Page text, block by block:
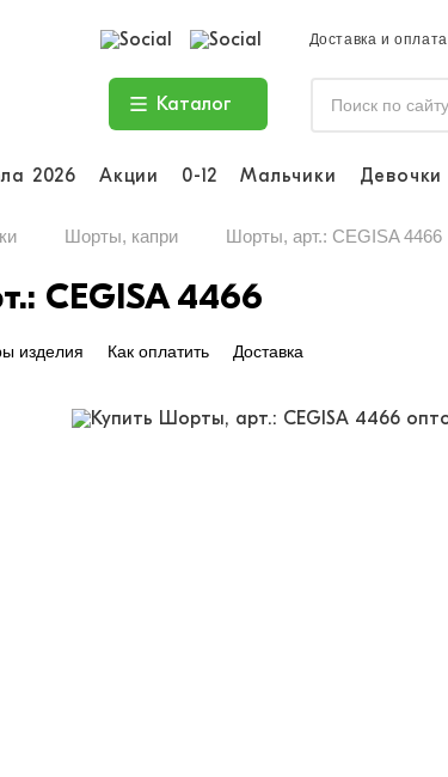
Доставка и оплата
Каталог
2026 Акции 0-12 Мальчики Девочки
Шорты, капри Шорты, арт.: CEGISA 4466
CEGISA 4466
изделия Как оплатить Доставка